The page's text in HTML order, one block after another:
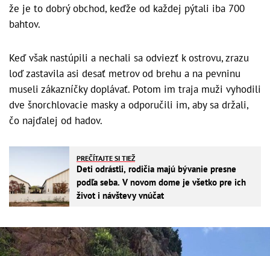
že je to dobrý obchod, keďže od každej pýtali iba 700
bahtov.
Keď však nastúpili a nechali sa odviezť k ostrovu, zrazu
loď zastavila asi desať metrov od brehu a na pevninu
museli zákazníčky doplávať. Potom im traja muži vyhodili
dve šnorchlovacie masky a odporučili im, aby sa držali,
čo najďalej od hadov.
PREČÍTAJTE SI TIEŽ
Deti odrástli, rodičia majú bývanie presne
podľa seba. V novom dome je všetko pre ich
život i návštevy vnúčat